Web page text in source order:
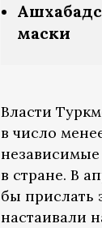
маски
Власти
в число
в стране. В
бы прислать
настаивали